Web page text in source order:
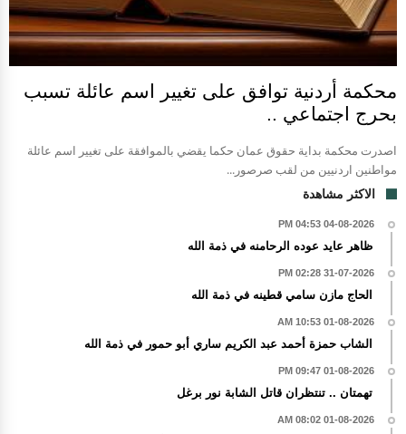
محكمة أردنية توافق على تغيير اسم عائلة تسبب
بحرج اجتماعي ..
اصدرت محكمة بداية حقوق عمان حكما يقضي بالموافقة على تغيير اسم عائلة
مواطنين اردنيين من لقب صرصور...
الاكثر مشاهدة
04-08-2026 04:53 PM
ظاهر عايد عوده الرحامنه في ذمة الله
31-07-2026 02:28 PM
الحاج مازن سامي قطينه في ذمة الله
01-08-2026 10:53 AM
الشاب حمزة أحمد عبد الكريم ساري أبو حمور في ذمة الله
01-08-2026 09:47 PM
تهمتان .. تنتظران قاتل الشابة نور برغل
01-08-2026 08:02 AM